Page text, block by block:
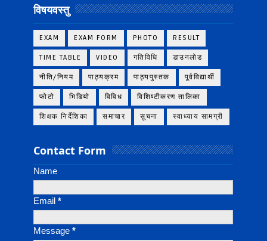
विषयवस्तु
EXAM EXAM FORM PHOTO RESULT
TIME TABLE VIDEO गतिविधि डाउनलोड
नीति/नियम पाठ्यक्रम पाठ्यपुस्तक पूर्वविद्यार्थी
फोटो भिडियो विविध विशिष्टीकरण तालिका
शिक्षक निर्देशिका समाचार सूचना स्वाध्याय सामग्री
Contact Form
Name
Email*
Message*